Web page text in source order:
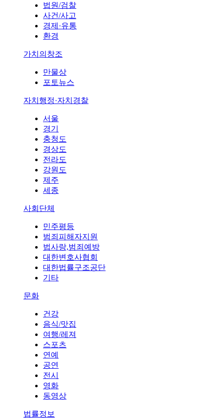
법원/검찰
사건/사고
경제·유통
환경
가치의창조
만물상
포토뉴스
자치행정·자치경찰
서울
경기
충청도
경상도
전라도
강원도
제주
세종
사회단체
민주평등
범죄피해자지원
법사랑,범죄예방
대한변호사협회
대한법률구조공단
기타
문화
건강
음식/맛집
여행/레져
스포츠
연예
공연
전시
영화
동영상
법률정보